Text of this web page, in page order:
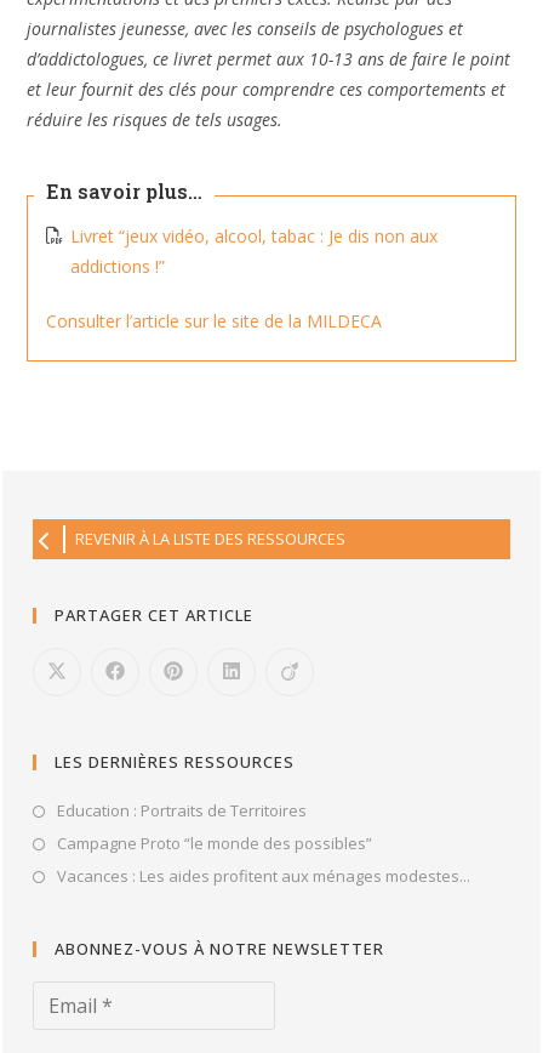
journalistes jeunesse, avec les conseils de psychologues et
d’addictologues, ce livret permet aux 10-13 ans de faire le point
et leur fournit des clés pour comprendre ces comportements et
réduire les risques de tels usages.
En savoir plus…
Livret “jeux vidéo, alcool, tabac : Je dis non aux
addictions !”
Consulter l’article sur le site de la MILDECA
REVENIR À LA LISTE DES RESSOURCES
PARTAGER CET ARTICLE
LES DERNIÈRES RESSOURCES
Education : Portraits de Territoires
Campagne Proto “le monde des possibles”
Vacances : Les aides profitent aux ménages modestes...
ABONNEZ-VOUS À NOTRE NEWSLETTER